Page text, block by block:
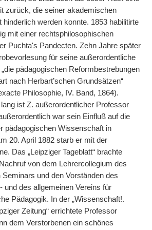
zurück, die seiner akademischen
hinderlich werden konnte. 1853 habilitirte
mit einer rechtsphilosophischen
Puchta's Pandecten. Zehn Jahre später
für seine außerordentliche
pädagogischen Reformbestrebungen
nach Herbart’schen Grundsätzen“
Philosophie, IV. Band, 1864).
ist Z. außerordentlicher Professor
war sein Einfluß auf die
pädagogischen Wissenschaft in
20. April 1882 starb er mit der
Das „Leipziger Tageblatt“ brachte
von dem Lehrercollegium des
Seminars und den Vorständen des
und des allgemeinen Vereins für
Pädagogik. In der „Wissenschaft!.
Zeitung“ errichtete Professor
dem Verstorbenen ein schönes